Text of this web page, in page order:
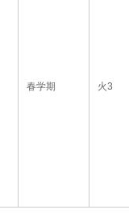
春学期 火3